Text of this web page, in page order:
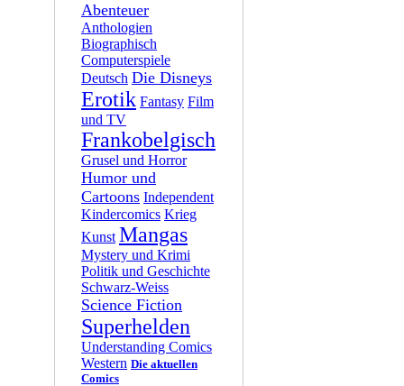
Abenteuer
Anthologien
Biographisch
Computerspiele
Deutsch Die Disneys
Erotik Fantasy Film
und TV
Frankobelgisch
Grusel und Horror
Humor und
Cartoons Independent
Kindercomics Krieg
Kunst Mangas
Mystery und Krimi
Politik und Geschichte
Schwarz-Weiss
Science Fiction
Superhelden
Understanding Comics
Western Die aktuellen
Comics